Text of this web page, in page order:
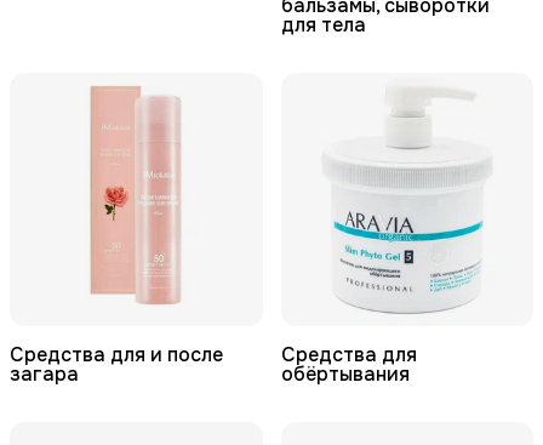
бальзамы, сыворотки
для тела
Средства для и после
загара
Средства для
обёртывания